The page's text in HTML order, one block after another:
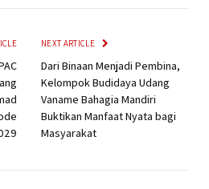
NEXT ARTICLE
Dari Binaan Menjadi Pembina,
Kelompok Budidaya Udang
Vaname Bahagia Mandiri
Buktikan Manfaat Nyata bagi
Masyarakat